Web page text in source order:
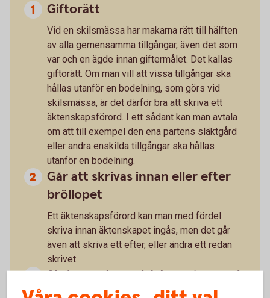
Giftorätt
Vid en skilsmässa har makarna rätt till hälften
av alla gemensamma tillgångar, även det som
var och en ägde innan giftermålet. Det kallas
giftorätt. Om man vill att vissa tillgångar ska
hållas utanför en bodelning, som görs vid
skilsmässa, är det därför bra att skriva ett
äktenskapsförord. I ett sådant kan man avtala
om att till exempel den ena partens släktgård
eller andra enskilda tillgångar ska hållas
utanför en bodelning.
Går att skrivas innan eller efter
bröllopet
Ett äktenskapsförord kan man med fördel
skriva innan äktenskapet ingås, men det går
även att skriva ett efter, eller ändra ett redan
skrivet.
Skrivs under av båda partner och
registreras